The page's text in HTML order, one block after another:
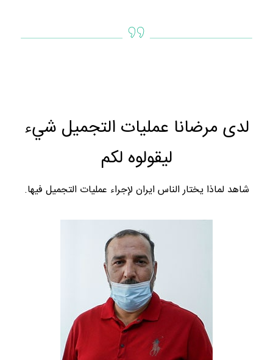
لدى مرضانا عمليات التجميل شيء
ليقولوه لكم
شاهد لماذا يختار الناس ايران لإجراء عمليات التجميل فيها.